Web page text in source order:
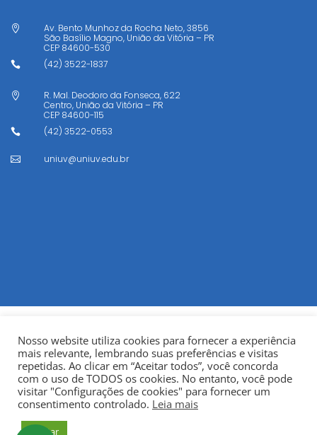

Av. Bento Munhoz da Rocha Neto, 3856
São Basílio Magno, União da Vitória – PR
CEP 84600-530
 (42) 3522-1837

R. Mal. Deodoro da Fonseca, 622
Centro, União da Vitória – PR
CEP 84600-115
 (42) 3522-0553
 uniuv@uniuv.edu.br
© Copyright 2022Fundação Municipal Centro Universitário
da Cidade de União da Vitória – UNIUV
Nosso website utiliza cookies para fornecer a experiência
mais relevante, lembrando suas preferências e visitas
repetidas. Ao clicar em “Aceitar todos”, você concorda
com o uso de TODOS os cookies. No entanto, você pode
visitar "Configurações de cookies" para fornecer um
consentimento controlado. Leia mais
Aceitar